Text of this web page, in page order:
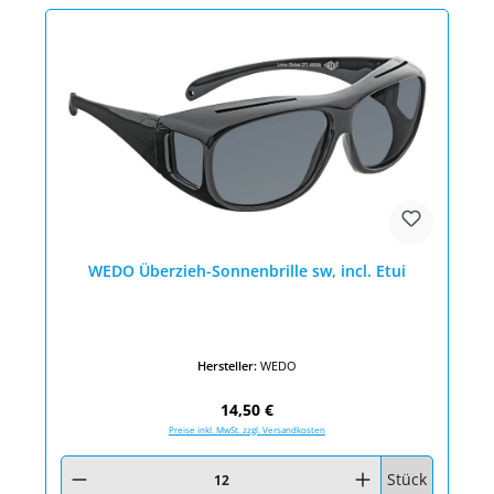
WEDO Überzieh-Sonnenbrille sw, incl. Etui
Hersteller: WEDO
Regulärer Preis:
14,50 €
Preise inkl. MwSt. zzgl. Versandkosten
Produkt Anzahl: Gib den gewünschten Wert ein oder benutze die
Stück